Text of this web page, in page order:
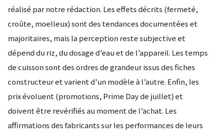
réalisé par notre rédaction. Les effets décrits (fermeté,
croûte, moelleux) sont des tendances documentées et
majoritaires, mais la perception reste subjective et
dépend du riz, du dosage d’eau et de l’appareil. Les temps
de cuisson sont des ordres de grandeur issus des fiches
constructeur et varient d’un modèle à l’autre. Enfin, les
prix évoluent (promotions, Prime Day de juillet) et
doivent être revérifiés au moment de l’achat. Les
affirmations des fabricants sur les performances de leurs